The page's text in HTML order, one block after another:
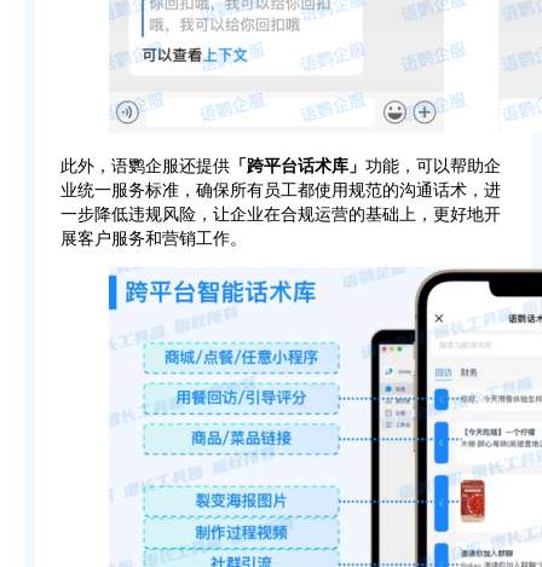
此外，语鹦企服还提供 「跨平台话术库」 功能，可以帮助企
业统一服务标准，确保所有员工都使用规范的沟通话术，进
一步降低违规风险，让企业在合规运营的基础上，更好地开
展客户服务和营销工作。